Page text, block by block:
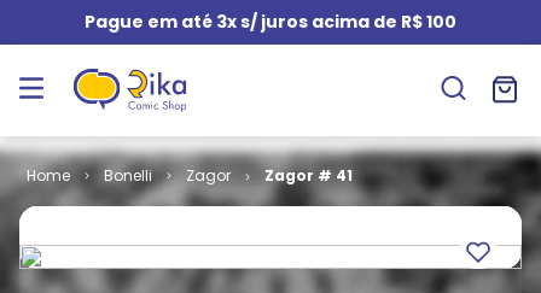
Pague em até 3x s/ juros acima de R$ 100
Bonelli Zagor Zagor # 41